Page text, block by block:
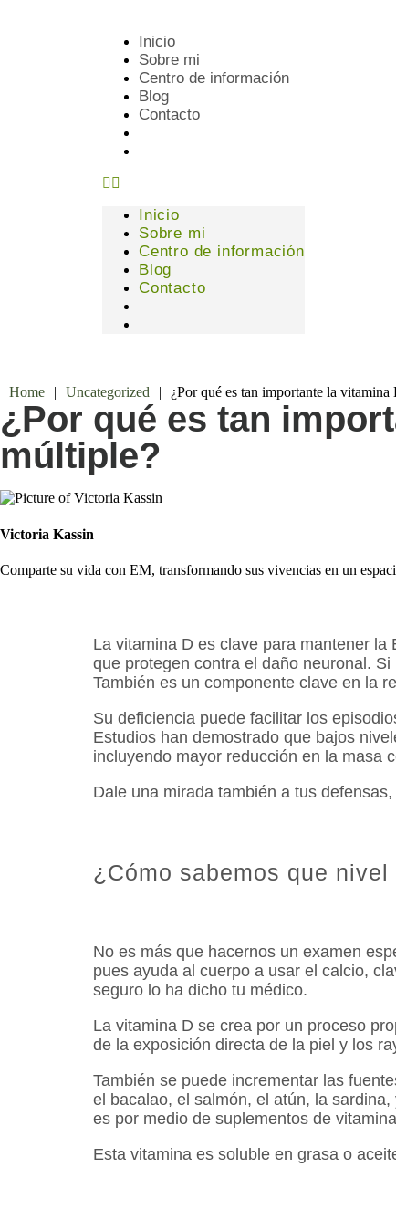
Inicio
Sobre mi
Centro de información
Blog
Contacto
Inicio
Sobre mi
Centro de información
Blog
Contacto
Home | Uncategorized | ¿Por qué es tan importante la
¿Por qué es tan
múltiple?
Victoria Kassin
Comparte su vida con EM, transformando sus vivencias en un
La vitamina D es clave para mantener
que protegen contra el daño neuronal.
También es un componente clave en la
Su deficiencia puede facilitar los
Estudios han demostrado que bajos
incluyendo mayor reducción en la masa
Dale una mirada también a tus
¿Cómo sabemos que
No es más que hacernos un examen
pues ayuda al cuerpo a usar el calcio,
seguro lo ha dicho tu médico.
La vitamina D se crea por un proceso
de la exposición directa de la piel y los
También se puede incrementar las
el bacalao, el salmón, el atún, la
es por medio de suplementos de
Esta vitamina es soluble en grasa o